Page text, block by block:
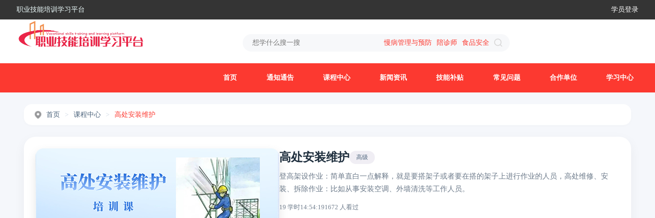
职业技能培训学习平台 学员登录
慢病管理与预防 陪诊师 食品安全
首页 通知通告 课程中心 新闻资讯 技能补贴 常见问题 合作单位 学习中心
首页 > 课程中心 > 高处安装维护
高处安装维护 高级
登高架设作业：简单直白一点解释，就是要搭架子或者要在搭的架子上进行作业的人员，高处维修、安
装、拆除作业：比如从事安装空调、外墙清洗等工作人员。
19 学时14:54:191672 人看过